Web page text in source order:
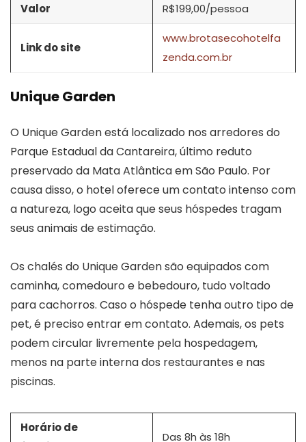
Valor R$199,00/pessoa
Link do site
www.brotasecohotelfa
zenda.com.br
Unique Garden
O Unique Garden está localizado nos arredores do
Parque Estadual da Cantareira, último reduto
preservado da Mata Atlântica em São Paulo. Por
causa disso, o hotel oferece um contato intenso com
a natureza, logo aceita que seus hóspedes tragam
seus animais de estimação.
Os chalés do Unique Garden são equipados com
caminha, comedouro e bebedouro, tudo voltado
para cachorros. Caso o hóspede tenha outro tipo de
pet, é preciso entrar em contato. Ademais, os pets
podem circular livremente pela hospedagem,
menos na parte interna dos restaurantes e nas
piscinas.
Horário de
Das 8h às 18h